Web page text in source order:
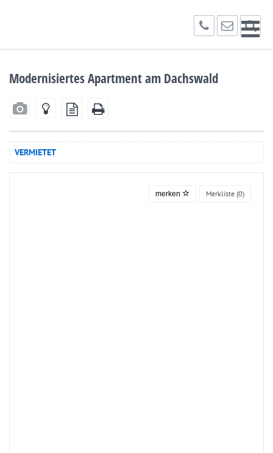
Modernisiertes Apartment am Dachswald
VERMIETET
Merkliste (0)
merken